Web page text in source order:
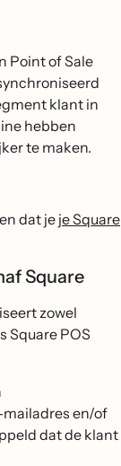
Point of Sale
klant in
hebben
te maken.
dat je je Square
Square
zowel
Square POS
mailadres en/of
dat de klant